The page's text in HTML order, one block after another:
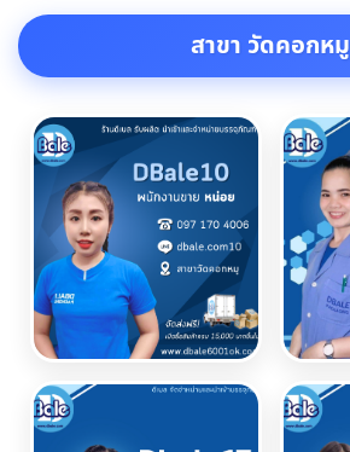
สาขา วัดคอกหมู